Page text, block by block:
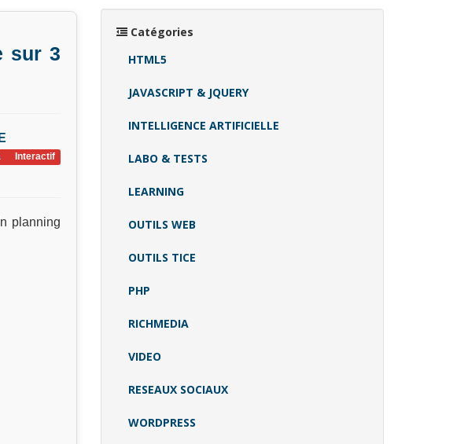
sur 3
Interactif
planning
Catégories
HTML5
JAVASCRIPT & JQUERY
INTELLIGENCE ARTIFICIELLE
LABO & TESTS
LEARNING
OUTILS WEB
OUTILS TICE
PHP
RICHMEDIA
VIDEO
RESEAUX SOCIAUX
WORDPRESS